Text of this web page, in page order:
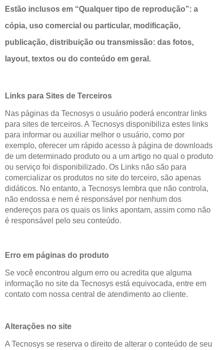
Estão inclusos em “Qualquer tipo de reprodução”: a
cópia, uso comercial ou particular, modificação,
publicação, distribuição ou transmissão: das fotos,
layout, textos ou do conteúdo em geral.
Links para Sites de Terceiros
Nas páginas da Tecnosys o usuário poderá encontrar links
para sites de terceiros. A Tecnosys disponibiliza estes links
para informar ou auxiliar melhor o usuário, como por
exemplo, oferecer um rápido acesso à página de downloads
de um determinado produto ou a um artigo no qual o produto
ou serviço foi disponibilizado. Os Links não são para
comercializar os produtos no site do terceiro, são apenas
didáticos. No entanto, a Tecnosys lembra que não controla,
não endossa e nem é responsável por nenhum dos
endereços para os quais os links apontam, assim como não
é responsável pelo seu conteúdo.
Erro em páginas do produto
Se você encontrou algum erro ou acredita que alguma
informação no site da Tecnosys está equivocada, entre em
contato com nossa central de atendimento ao cliente.
Alterações no site
A Tecnosys se reserva o direito de alterar o conteúdo de seu